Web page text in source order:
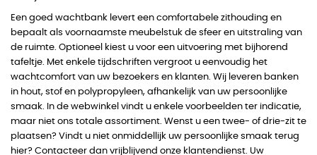
Een goed wachtbank levert een comfortabele zithouding en
bepaalt als voornaamste meubelstuk de sfeer en uitstraling van
de ruimte. Optioneel kiest u voor een uitvoering met bijhorend
tafeltje. Met enkele tijdschriften vergroot u eenvoudig het
wachtcomfort van uw bezoekers en klanten. Wij leveren banken
in hout, stof en polypropyleen, afhankelijk van uw persoonlijke
smaak. In de webwinkel vindt u enkele voorbeelden ter indicatie,
maar niet ons totale assortiment. Wenst u een twee- of drie-zit te
plaatsen? Vindt u niet onmiddellijk uw persoonlijke smaak terug
hier? Contacteer dan vrijblijvend onze klantendienst. Uw